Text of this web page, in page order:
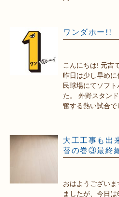
ワンダホー!!
こんにちは! 元吉
昨日は少し早め
民球場にてソフ
た。 外野スタン
奮する熱い試合
大工工事も出
替の巻③最終
おはようござい
ましたが、今日